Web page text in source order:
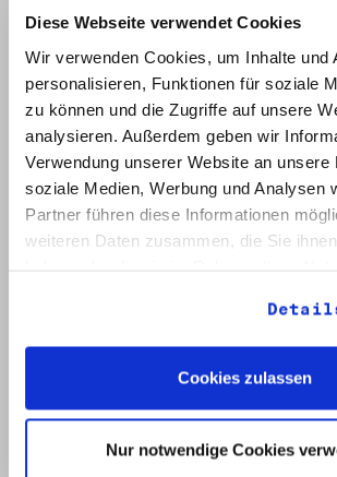
Diese Webseite verwendet Cookies
Wir verwenden Cookies, um Inhalte und
personalisieren, Funktionen für soziale
zu können und die Zugriffe auf unsere
analysieren. Außerdem geben wir
Verwendung unserer Website an unsere
soziale Medien, Werbung und Analysen
Partner führen diese Informationen
weiteren Daten zusammen, die Sie
Cookies zulassen
Nur notwendige Cookies
Signatur: RW 12
Datum: Mai - Nov. 1990